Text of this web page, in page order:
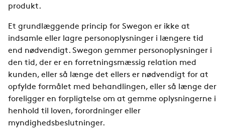
produkt.
Et grundlæggende princip for Swegon er ikke at
indsamle eller lagre personoplysninger i længere tid
end nødvendigt. Swegon gemmer personoplysninger i
den tid, der er en forretningsmæssig relation med
kunden, eller så længe det ellers er nødvendigt for at
opfylde formålet med behandlingen, eller så længe der
foreligger en forpligtelse om at gemme oplysningerne i
henhold til loven, forordninger eller
myndighedsbeslutninger.